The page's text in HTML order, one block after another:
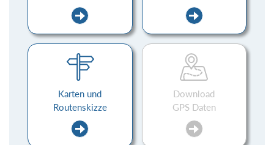
Karten und
Routenskizze
Download
GPS Daten